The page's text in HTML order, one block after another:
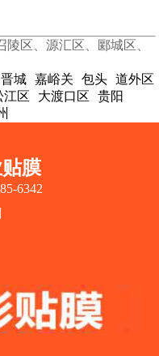
区、源汇区、郾城区、
晋城 嘉峪关 包头
道外区
江区 大渡口区
贵阳
膜
6342